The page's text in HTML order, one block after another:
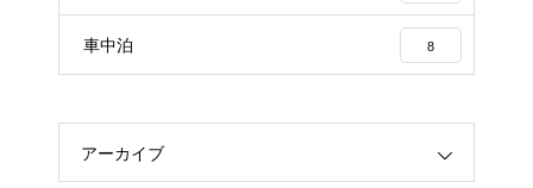
車中泊 8
アーカイブ